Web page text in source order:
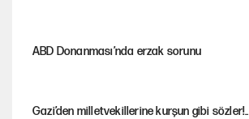
ABD Donanması’nda erzak sorunu
Gazi’den milletvekillerine kurşun gibi sözler!..